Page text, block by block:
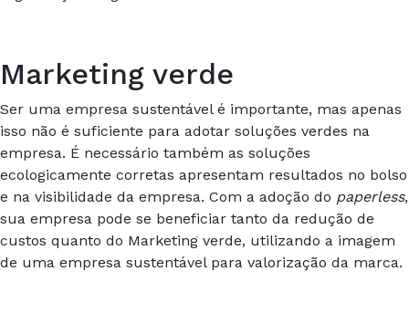
Marketing verde
Ser uma empresa sustentável é importante, mas apenas
isso não é suficiente para adotar soluções verdes na
empresa. É necessário também as soluções
ecologicamente corretas apresentam resultados no bolso
e na visibilidade da empresa. Com a adoção do paperless,
sua empresa pode se beneficiar tanto da redução de
custos quanto do Marketing verde, utilizando a imagem
de uma empresa sustentável para valorização da marca.